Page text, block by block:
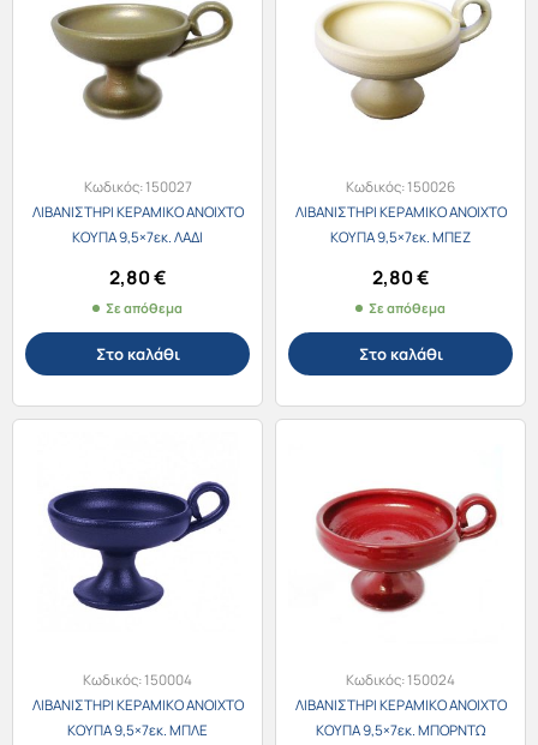
Κωδικός:150027
ΛΙΒΑΝΙΣΤΗΡΙ ΚΕΡΑΜΙΚΟ ΑΝΟΙΧΤΟ
ΚΟΥΠΑ 9,5×7εκ. ΛΑΔΙ
2,80€
Σε απόθεμα
Στο καλάθι
Κωδικός:150026
ΛΙΒΑΝΙΣΤΗΡΙ ΚΕΡΑΜΙΚΟ ΑΝΟΙΧΤΟ
ΚΟΥΠΑ 9,5×7εκ. ΜΠΕΖ
2,80€
Σε απόθεμα
Στο καλάθι
Κωδικός:150004
ΛΙΒΑΝΙΣΤΗΡΙ ΚΕΡΑΜΙΚΟ ΑΝΟΙΧΤΟ
ΚΟΥΠΑ 9,5×7εκ. ΜΠΛΕ
Κωδικός:150024
ΛΙΒΑΝΙΣΤΗΡΙ ΚΕΡΑΜΙΚΟ ΑΝΟΙΧΤΟ
ΚΟΥΠΑ 9,5×7εκ. ΜΠΟΡΝΤΩ